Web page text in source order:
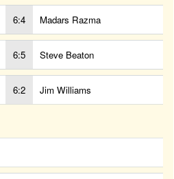
6:4 Madars Razma
6:5 Steve Beaton
6:2 Jim Williams